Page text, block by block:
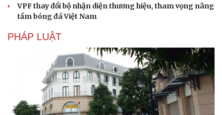
Sân khấu - Điện ảnh
Văn học
Giải trí
Nghệ sĩ
Thời trang
VPF thay đổi bộ nhận diện thương hiệu, tham vọng nâng
tầm bóng đá Việt Nam
PHÁP LUẬT